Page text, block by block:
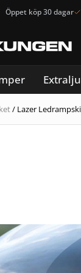
Öppet köp 30 dagar
/ Lazer